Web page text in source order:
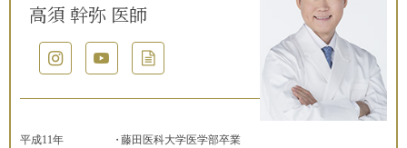
高須 幹弥 医師
平成11年
藤田医科大学医学部卒業